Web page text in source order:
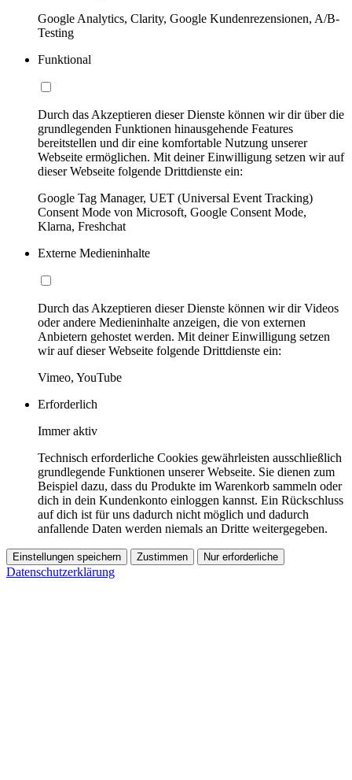
Google Analytics, Clarity, Google Kundenrezensionen, A/B-
Testing
Funktional
Durch das Akzeptieren dieser Dienste können wir dir über die
grundlegenden Funktionen hinausgehende Features
bereitstellen und dir eine komfortable Nutzung unserer
Webseite ermöglichen. Mit deiner Einwilligung setzen wir auf
dieser Webseite folgende Drittdienste ein:
Google Tag Manager, UET (Universal Event Tracking)
Consent Mode von Microsoft, Google Consent Mode,
Klarna, Freshchat
Externe Medieninhalte
Durch das Akzeptieren dieser Dienste können wir dir Videos
oder andere Medieninhalte anzeigen, die von externen
Anbietern gehostet werden. Mit deiner Einwilligung setzen
wir auf dieser Webseite folgende Drittdienste ein:
Vimeo, YouTube
Erforderlich
Immer aktiv
Technisch erforderliche Cookies gewährleisten ausschließlich
grundlegende Funktionen unserer Webseite. Sie dienen zum
Beispiel dazu, dass du Produkte im Warenkorb sammeln oder
dich in dein Kundenkonto einloggen kannst. Ein Rückschluss
auf dich ist für uns dadurch nicht möglich und dadurch
anfallende Daten werden niemals an Dritte weitergegeben.
Einstellungen speichern Zustimmen Nur erforderliche
Datenschutzerklärung